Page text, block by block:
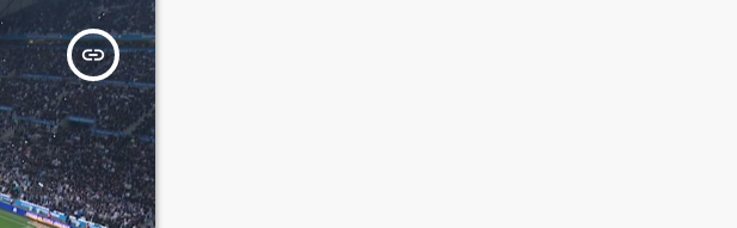
insert_link